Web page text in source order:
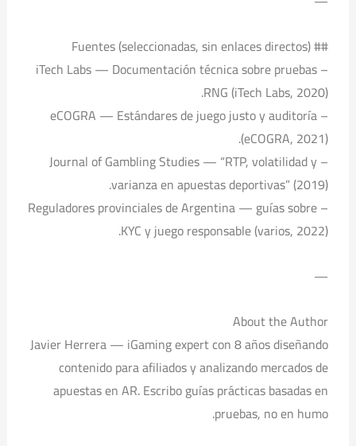
## Fuentes (seleccionadas, sin enlaces directos)
– iTech Labs — Documentación técnica sobre pruebas
RNG (iTech Labs, 2020).
– eCOGRA — Estándares de juego justo y auditoría
(eCOGRA, 2021).
– Journal of Gambling Studies — “RTP, volatilidad y
varianza en apuestas deportivas” (2019).
– Reguladores provinciales de Argentina — guías sobre
KYC y juego responsable (varios, 2022).
—
About the Author
Javier Herrera — iGaming expert con 8 años diseñando
contenido para afiliados y analizando mercados de
apuestas en AR. Escribo guías prácticas basadas en
pruebas, no en humo.